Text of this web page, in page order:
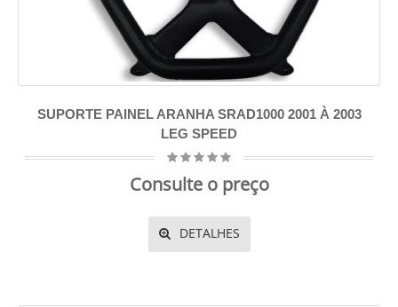
SUPORTE PAINEL ARANHA SRAD1000 2001 À 2003
LEG SPEED
Consulte o preço
DETALHES